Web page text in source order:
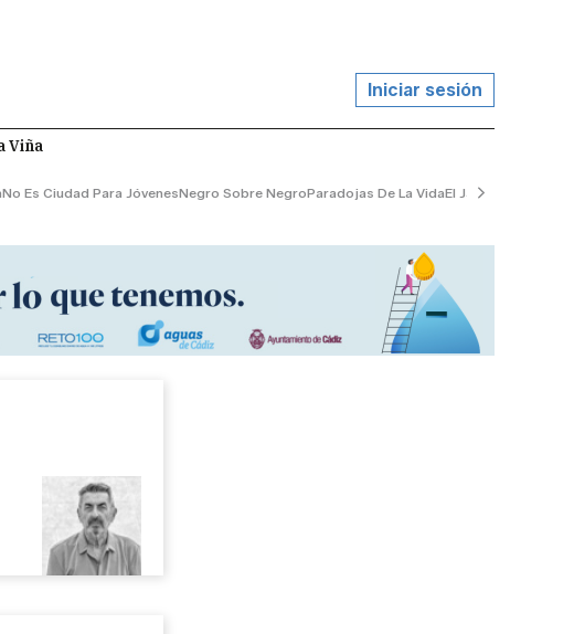
Iniciar sesión
Viña
No Es Ciudad Para JóvenesNegro Sobre NegroParadojas De La VidaEl Jardinero